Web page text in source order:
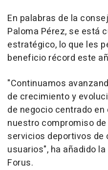
En palabras de la
Paloma Pérez, se está
estratégico, lo que les
beneficio récord este
"Continuamos
de crecimiento y
de negocio centrado
nuestro compromiso
servicios deportivos
usuarios", ha añadido
Forus.